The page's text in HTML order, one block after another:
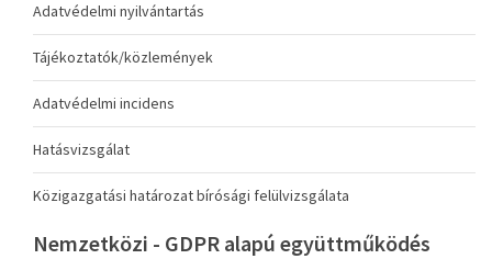
Adatvédelmi nyilvántartás
Tájékoztatók/közlemények
Adatvédelmi incidens
Hatásvizsgálat
Közigazgatási határozat bírósági felülvizsgálata
Nemzetközi - GDPR alapú együttműködés